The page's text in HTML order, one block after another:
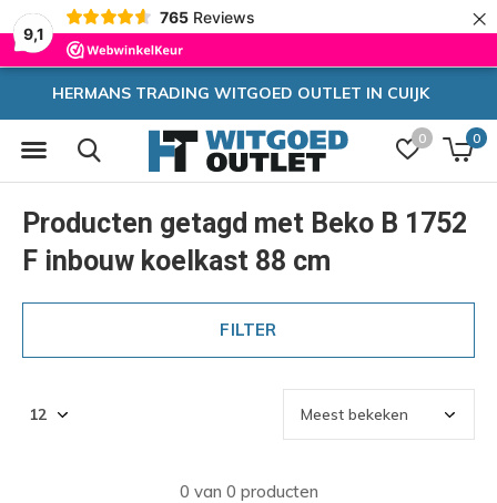
9,1
765 Reviews ×
0 0
IN CUIJK Zeer hoge korting
Producten getagd met Beko B 1752
F inbouw koelkast 88 cm
FILTER
0 van 0 producten